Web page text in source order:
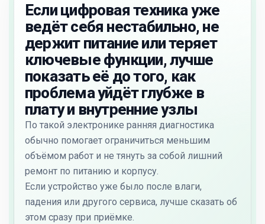
Если цифровая техника уже
ведёт себя нестабильно, не
держит питание или теряет
ключевые функции, лучше
показать её до того, как
проблема уйдёт глубже в
плату и внутренние узлы
По такой электронике ранняя диагностика
обычно помогает ограничиться меньшим
объёмом работ и не тянуть за собой лишний
ремонт по питанию и корпусу.
Если устройство уже было после влаги,
падения или другого сервиса, лучше сказать об
этом сразу при приёмке.